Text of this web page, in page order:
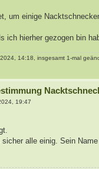
um einige
ich hierher gezogen bin
14:18, insgesamt 1-mal
19:47
alle einig. Sein